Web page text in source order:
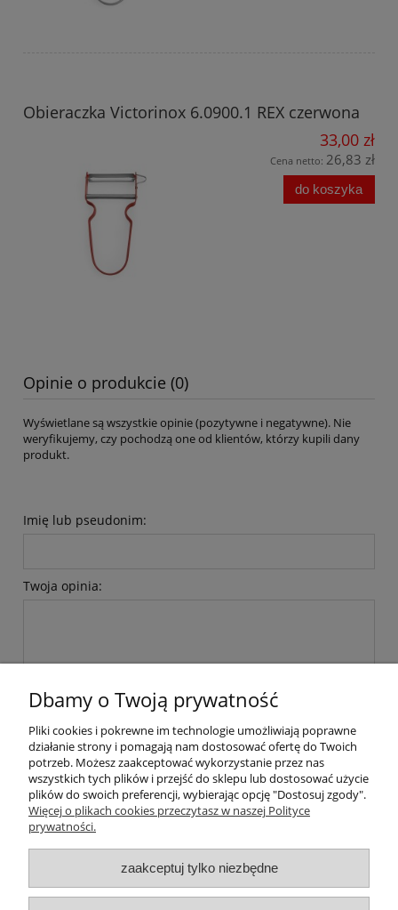
Obieraczka Victorinox 6.0900.1 REX czerwona
33,00 zł
Cena netto: 26,83 zł
do koszyka
Opinie o produkcie (0)
Wyświetlane są wszystkie opinie (pozytywne i negatywne). Nie
weryfikujemy, czy pochodzą one od klientów, którzy kupili dany
produkt.
Imię lub pseudonim:
Twoja opinia:
Pomoc
Dostawa
Moje konto
Dbamy o Twoją prywatność
Pliki cookies i pokrewne im technologie umożliwiają poprawne
działanie strony i pomagają nam dostosować ofertę do Twoich
potrzeb. Możesz zaakceptować wykorzystanie przez nas
wszystkich tych plików i przejść do sklepu lub dostosować użycie
plików do swoich preferencji, wybierając opcję "Dostosuj zgody".
Więcej o plikach cookies przeczytasz w naszej Polityce
prywatności.
zaakceptuj tylko niezbędne